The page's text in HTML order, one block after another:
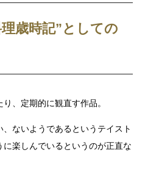
歳時記”としての
、定期的に観直す作品。
ないようであるというテイスト
楽しんでいるというのが正直な